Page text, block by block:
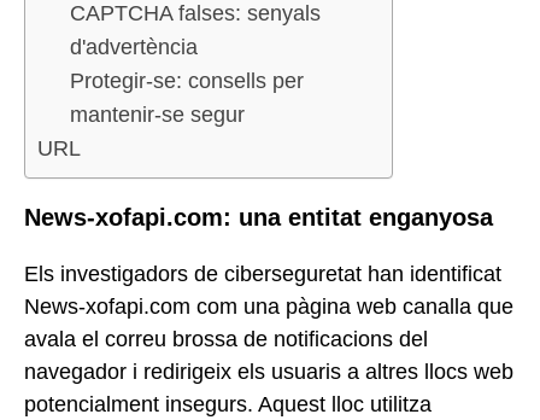
CAPTCHA falses: senyals
d'advertència
Protegir-se: consells per
mantenir-se segur
URL
News-xofapi.com: una entitat enganyosa
Els investigadors de ciberseguretat han identificat
News-xofapi.com com una pàgina web canalla que
avala el correu brossa de notificacions del
navegador i redirigeix els usuaris a altres llocs web
potencialment insegurs. Aquest lloc utilitza